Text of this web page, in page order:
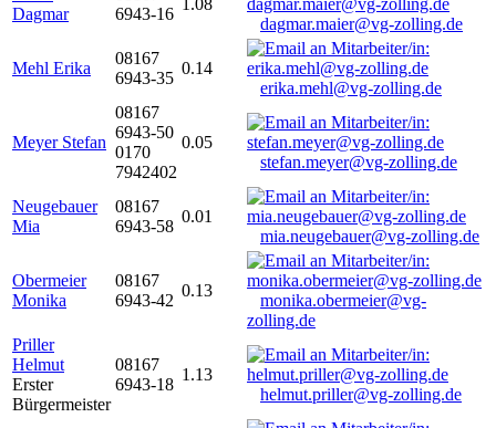
Dagmar
6943-16
1.08
dagmar.maier@vg-zolling.de
Mehl Erika
08167
6943-35
0.14
erika.mehl@vg-zolling.de
Meyer Stefan
08167
6943-50
0170
7942402
0.05
stefan.meyer@vg-zolling.de
Neugebauer
Mia
08167
6943-58
0.01
mia.neugebauer@vg-zolling.de
Obermeier
Monika
08167
6943-42
0.13
monika.obermeier@vg-
zolling.de
Priller
Helmut
Erster
Bürgermeister
08167
6943-18
1.13
helmut.priller@vg-zolling.de